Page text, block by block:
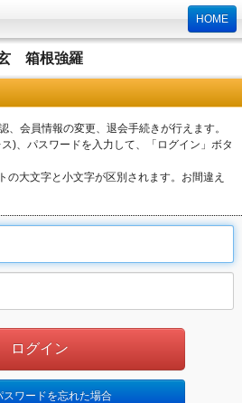
HOME
箱根強羅
、会員情報の変更、退会手続きが行えます。
)、パスワードを入力して、「ログイン」ボタ
の大文字と小文字が区別されます。お間違え
スワードを忘れた場合